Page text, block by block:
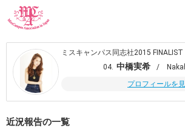
ミスキャンパス同志社2015 FINALIST
04. 中橋実希
/
プロフィールを
近況報告の一覧